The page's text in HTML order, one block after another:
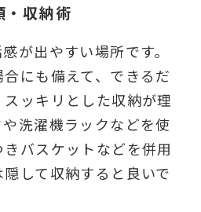
・収納術
が出やすい場所です。
にも備えて、できるだ
ッキリとした収納が理
洗濯機ラックなどを使
バスケットなどを併用
して収納すると良いで